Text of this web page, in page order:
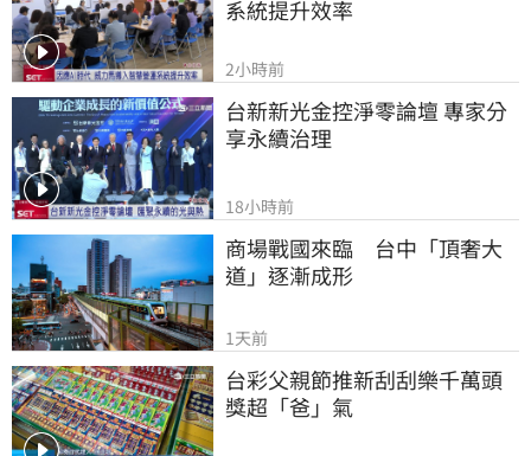
系統提升效率
2小時前
台新新光金控淨零論壇 專家分
享永續治理
18小時前
商場戰國來臨　台中「頂奢大
道」逐漸成形
1天前
台彩父親節推新刮刮樂千萬頭
獎超「爸」氣